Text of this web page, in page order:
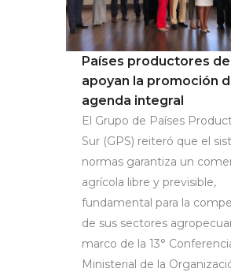
Países productores
apoyan la promoción
agenda integral
El Grupo de Países
Sur (GPS) reiteró que el
normas garantiza un
agrícola libre y previsible,
fundamental para la
de sus sectores
marco de la 13°
Ministerial de la